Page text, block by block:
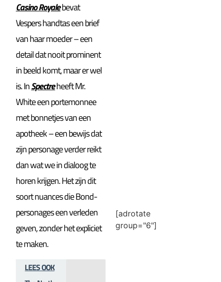
Casino Royalebevat
Vespers handtas een brief
van haar moeder – een
detail dat nooit prominent
in beeld komt, maar er wel
is. InSpectreheeft Mr.
White een portemonnee
met bonnetjes van een
apotheek – een bewijs dat
zijn personage verder reikt
dan wat we in dialoog te
horen krijgen. Het zijn dit
soort nuances die Bond-
personages een verleden
geven, zonder het expliciet
te maken.
LEES OOK
[adrotate
group="6"]